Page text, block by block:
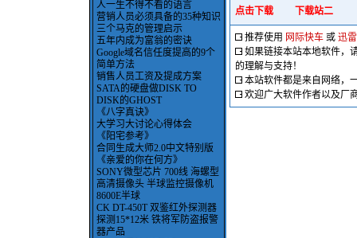
人一生不得不看的语言
营销人员必须具备的35种知识
三个马克的管理启示
五年内成为富翁的密诀
Google域名信任度提高的9个
简单方法
销售人员工资及提成方案
SATA的硬盘做DISK TO
DISK的GHOST
《八字真诀》
大学习大讨论心得体会
《阳宅参考》
合同生成大师2.0中文特别版
《亲爱的你在何方》
SONY微型芯片 700线 海螺型
高清摄像头 半球监控摄像机
8600E半球
CK DT-450T 双鉴红外探测器
探测15*12米 铁将军防盗报警
器产品
点击下载 下载站二
推荐使用 网际快车 或 迅
如果链接本站本地软件，
的理解与支持！
本站软件都是来自网络，
欢迎广大软件作者以及厂